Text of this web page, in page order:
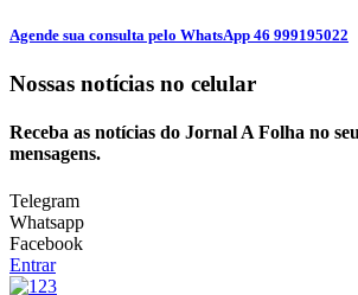
Agende sua consulta pelo WhatsApp 46 999195022
Nossas notícias no celular
Receba as notícias do Jornal A Folha no
mensagens.
Telegram
Whatsapp
Facebook
Entrar